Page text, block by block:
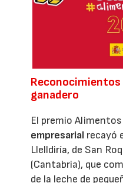
ganadero
El premio Alimentos
empresarial recayó
Llelldiría, de San
(Cantabria), que
de la leche de